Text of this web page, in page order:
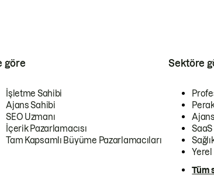
göre
İşletme Sahibi
Ajans Sahibi
SEO Uzmanı
İçerik Pazarlamacısı
Tam Kapsamlı Büyüme Pazarlamacıları
Sektöre
Tüm